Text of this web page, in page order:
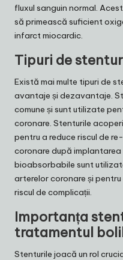
fluxul sanguin normal.
să primească suficient
infarct miocardic.
Tipuri de
Există mai multe tipuri de
avantaje și dezavantaje.
comune și sunt utilizate
coronare. Stenturile
pentru a reduce riscul de
coronare după
bioabsorbabile sunt
arterelor coronare și
riscul de complicații.
Importanța
tratamentul
Stenturile joacă un rol